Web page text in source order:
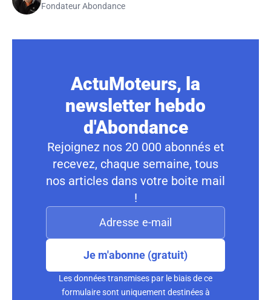
Fondateur Abondance
ActuMoteurs, la
newsletter hebdo
d'Abondance
Rejoignez nos 20 000 abonnés et
recevez, chaque semaine, tous
nos articles dans votre boite mail
!
Je m'abonne (gratuit)
Les données transmises par le biais de ce
formulaire sont uniquement destinées à